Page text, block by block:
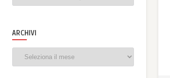
ARCHIVI